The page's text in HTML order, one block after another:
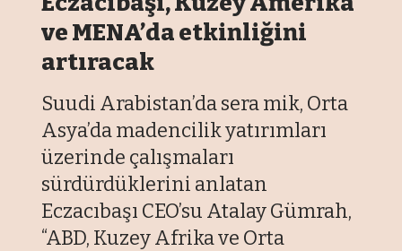
ve MENA’da etkinliğini
artıracak
Suudi Arabistan’da sera mik, Orta
Asya’da madencilik yatırımları
üzerinde çalışmaları
sürdürdüklerini anlatan
Eczacıbaşı CEO’su Atalay Gümrah,
“ABD, Kuzey Afrika ve Orta